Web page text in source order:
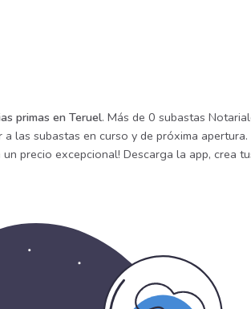
primas en Teruel. Más de 0 subastas
las subastas en curso y de próxima apertura.
precio excepcional! Descarga la app, crea